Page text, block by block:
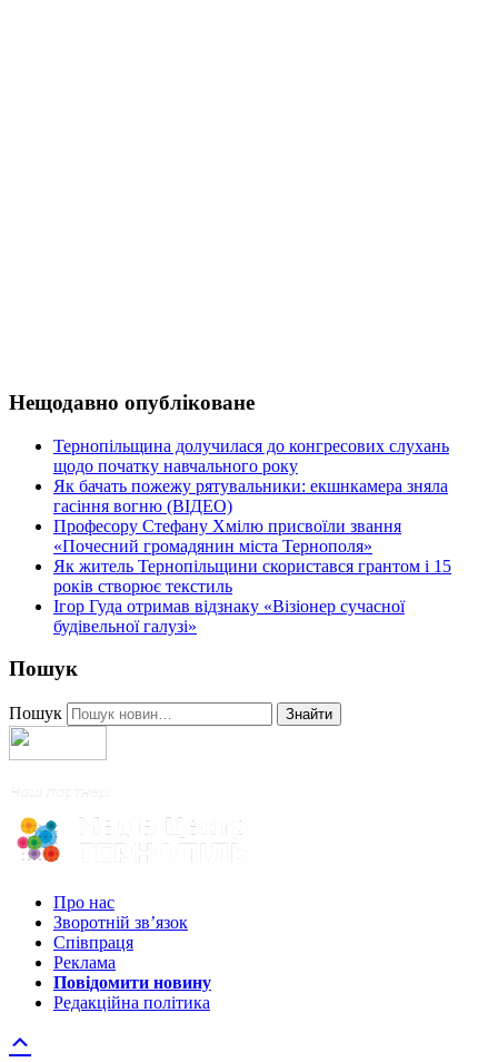
Нещодавно опубліковане
Тернопільщина долучилася до конгресових слухань
щодо початку навчального року
Як бачать пожежу рятувальники: екшнкамера зняла
гасіння вогню (ВІДЕО)
Професору Стефану Хмілю присвоїли звання
«Почесний громадянин міста Тернополя»
Як житель Тернопільщини скористався грантом і 15
років створює текстиль
Ігор Гуда отримав відзнаку «Візіонер сучасної
будівельної галузі»
Пошук
Пошук Знайти
Про нас
Зворотній зв’язок
Співпраця
Реклама
Повідомити новину
Редакційна політика